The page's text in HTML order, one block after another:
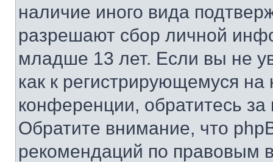
наличие иного вида
разрешают сбор личной
младше 13 лет. Если вы не
как к регистрирующемуся
конференции, обратитесь
Обратите внимание, что
рекомендаций по правовым